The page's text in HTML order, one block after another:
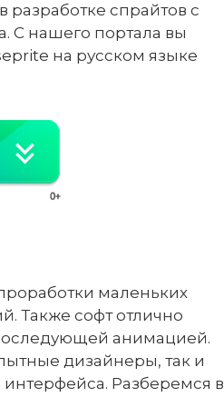
разработке спрайтов с
С нашего портала вы
на русском языке
маленьких
Также софт отлично
анимацией.
дизайнеры, так и
Разберемся в